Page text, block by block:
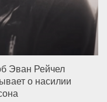
Эван Рейчел
о насилии